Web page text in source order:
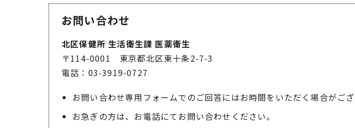
お問い合わせ
北区保健所 生活衛生課 医薬衛生
〒114-0001 東京都北区東十条2-7-3
電話：03-3919-0727
お問い合わせ専用フォームでのご回答にはお時間をいただく場合がござ
お急ぎの方は、お電話にてお問い合わせください。